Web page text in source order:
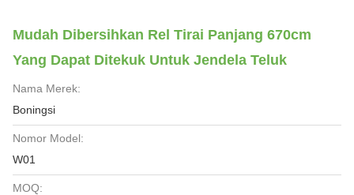
Mudah Dibersihkan Rel Tirai Panjang 670cm
Yang Dapat Ditekuk Untuk Jendela Teluk
Nama Merek:
Boningsi
Nomor Model:
W01
MOQ: